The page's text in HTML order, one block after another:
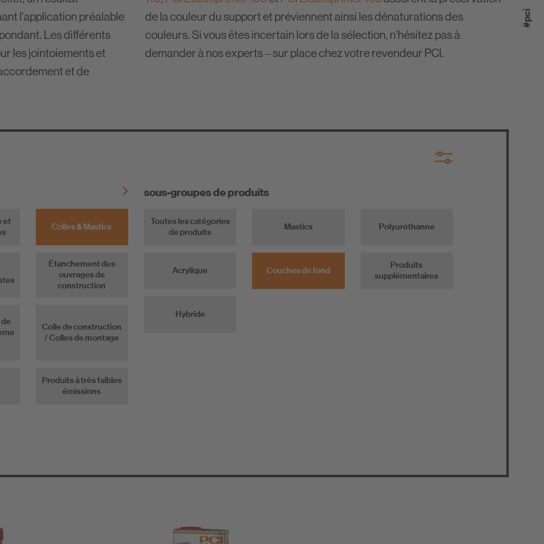
l'application préalable
Les différents
les jointoiements et
et de
de la couleur du support et préviennent ainsi les dénaturations des
couleurs. Si vous êtes incertain lors de la sélection, n'hésitez pas à
demander à nos experts – sur place chez votre revendeur PCI.
et
Colles & Mastics
Étanchement des
ouvrages de
construction
Colle de construction
/ Colles de montage
Produits à très faibles
émissions
sous-groupes de produits
Toutes les catégories
de produits
Mastics Polyuréthanne
Acrylique Couches de fond
Produits
supplémentaires
Hybride
#pci